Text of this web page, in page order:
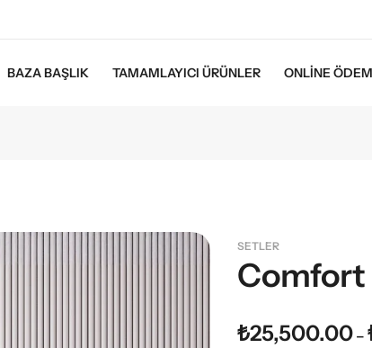
BAZA BAŞLIK TAMAMLAYICI ÜRÜNLER ONLINE
SETLER
Comfort
₺25,500.00 –